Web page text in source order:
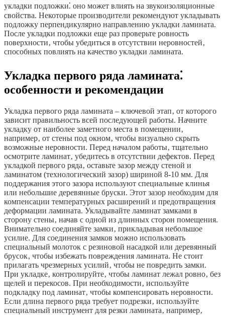
укладки подложки⁚ оно может влиять на звукоизоляционные
свойства. Некоторые производители рекомендуют укладывать
подложку перпендикулярно направлению укладки ламината.
После укладки подложки еще раз проверьте ровность
поверхности‚ чтобы убедиться в отсутствии неровностей‚
способных повлиять на качество укладки ламината.
Укладка первого ряда ламината⁚
особенности и рекомендации
Укладка первого ряда ламината – ключевой этап‚ от которого
зависит правильность всей последующей работы. Начните
укладку от наиболее заметного места в помещении‚
например‚ от стены под окном‚ чтобы визуально скрыть
возможные неровности. Перед началом работы‚ тщательно
осмотрите ламинат‚ убедитесь в отсутствии дефектов. Перед
укладкой первого ряда‚ оставьте зазор между стеной и
ламинатом (технологический зазор) шириной 8-10 мм. Для
поддержания этого зазора используют специальные клинья
или небольшие деревянные бруски. Этот зазор необходим для
компенсации температурных расширений и предотвращения
деформации ламината. Укладывайте ламинат замками в
сторону стены‚ начав с одной из длинных сторон помещения.
Внимательно соединяйте замки‚ прикладывая небольшое
усилие. Для соединения замков можно использовать
специальный молоток с резиновой насадкой или деревянный
брусок‚ чтобы избежать повреждения ламината. Не стоит
прилагать чрезмерных усилий‚ чтобы не повредить замки.
При укладке‚ контролируйте‚ чтобы ламинат лежал ровно‚ без
щелей и перекосов. При необходимости‚ используйте
подкладку под ламинат‚ чтобы компенсировать неровности.
Если длина первого ряда требует подрезки‚ используйте
специальный инструмент для резки ламината‚ например‚